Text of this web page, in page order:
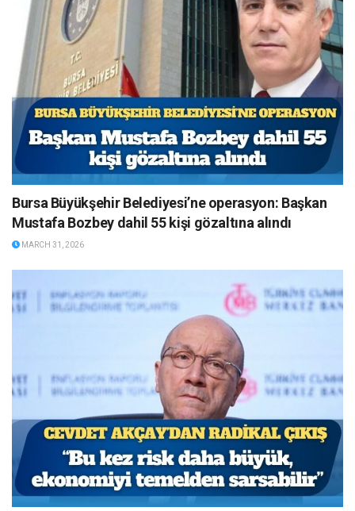
Bursa Büyükşehir Belediyesi’ne operasyon: Başkan
Mustafa Bozbey dahil 55 kişi gözaltına alındı
MARCH 31, 2026